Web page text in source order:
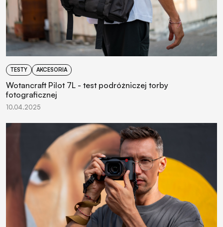
TESTY AKCESORIA
Wotancraft Pilot 7L - test podróżniczej torby
fotograficznej
10.04.2025